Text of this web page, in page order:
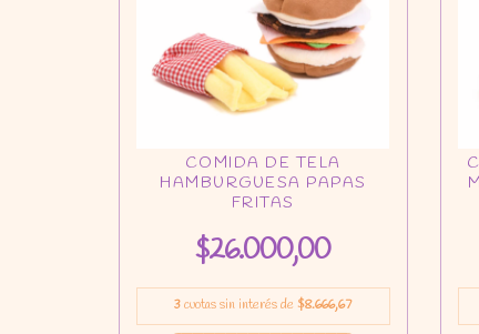
$26.000,00
3 cuotas sin interés de $8.666,67